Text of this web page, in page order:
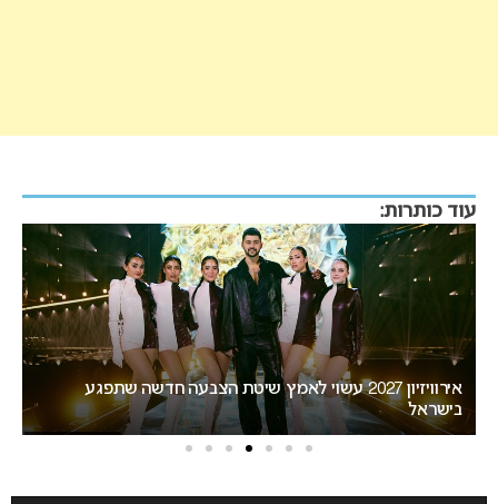
עוד כותרות:
“אני צריכה לשתף אתכם במשהו חשוב”: הכרזתה של זוכת
האירוויזיון מסעירה את הרשת